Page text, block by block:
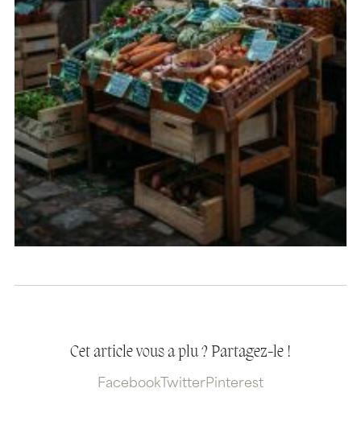
Cet article vous a plu ? Partagez-le !
Facebook TwitterPinterest